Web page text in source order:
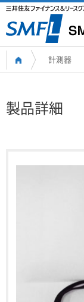
計測器
製品詳細